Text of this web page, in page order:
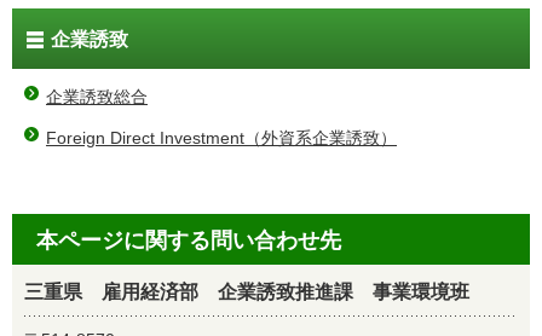
企業誘致
企業誘致総合
Foreign Direct Investment（外資系企業誘致）
本ページに関する問い合わせ先
三重県 雇用経済部 企業誘致推進課 事業環境班